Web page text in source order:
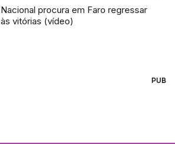
Nacional procura em Faro regressar
às vitórias (vídeo)
PUB